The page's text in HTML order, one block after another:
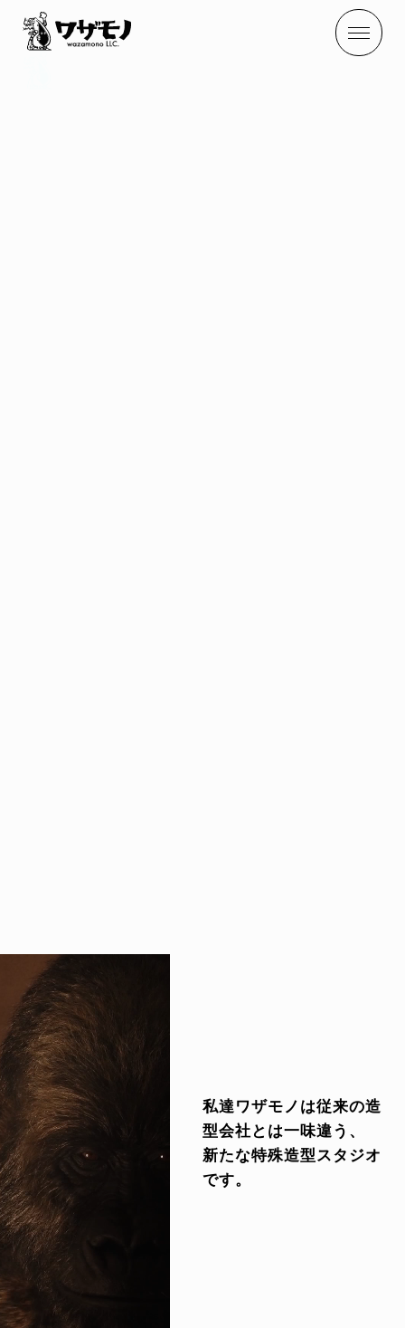
私達ワザモノは従来の造
型会社とは一味違う、
新たな特殊造型スタジオ
です。